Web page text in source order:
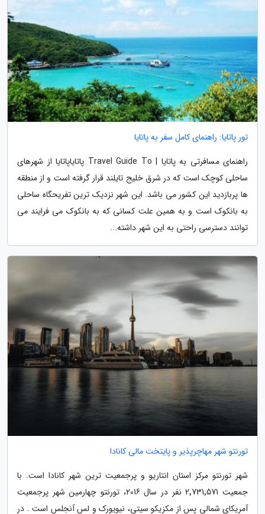
تور پاتایا: راهنمای کامل سفر به پاتایا
راهنمای مسافرتی به پاتایا | Travel Guide To پاتایاپاتایا از شهرهای
ساحلی کوچک است که در شرق خلیج تایلند قرار گرفته است و از منطقه
ها پربازدید این کشور می باشد. این شهر نزدیک ترین تفریحگاه ساحلی
به بانکوک است و به همین علت کسانی که به بانکوک می فرایند می
توانند دسترسی راحتی به این شهر داشته...
تورنتو شهر مهاچرپذیر و پایتخت مالی کانادا
شهر تورنتو مرکز استان انتاریو و پرجمعیت ترین شهر کانادا است. با
جمعیت 2٬731٬571 نفر در سال 2016، تورنتو چهارمین شهر پرجمعیت
آمریکای شمالی پس از مکزیکو سیتی، نیویورک و لس آنجلس است . در